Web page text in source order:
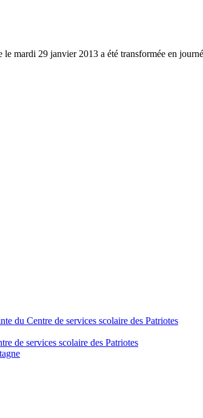
mardi 29 janvier 2013 a été transformée en
du Centre de services scolaire des Patriotes
de services scolaire des Patriotes